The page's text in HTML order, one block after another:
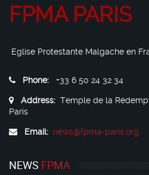
FPMA PARIS
Eglise Protestante Malgache en
Phone: +33 6 50 24 32 34
Address: Temple de la
Paris
Email: news@fpma-paris.org
NEWS FPMA